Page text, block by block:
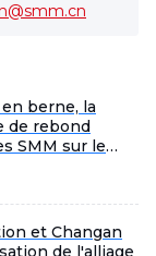
berne, la
de rebond
SMM sur le
et Changan
de l'alliage